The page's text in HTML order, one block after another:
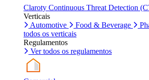
Claroty Continuous Threat Detection
Verticais
Automotive
Food & Beverage
todos os verticais
Regulamentos
Ver todos os regulamentos